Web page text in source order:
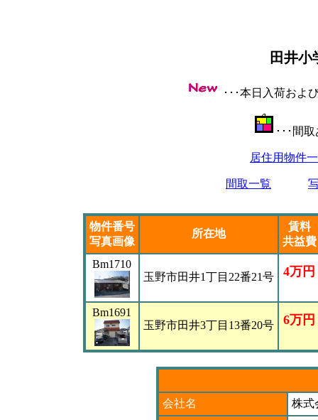
田井小
･･･本日入荷お
･･･間
居住用物件
間取一覧
物件番号
写真画像
所在地
賃料
共益費
Bm1710
玉野市田井1丁目22番21号
4万円
Bm1691
玉野市田井3丁目13番20号
6万円
会社名
株